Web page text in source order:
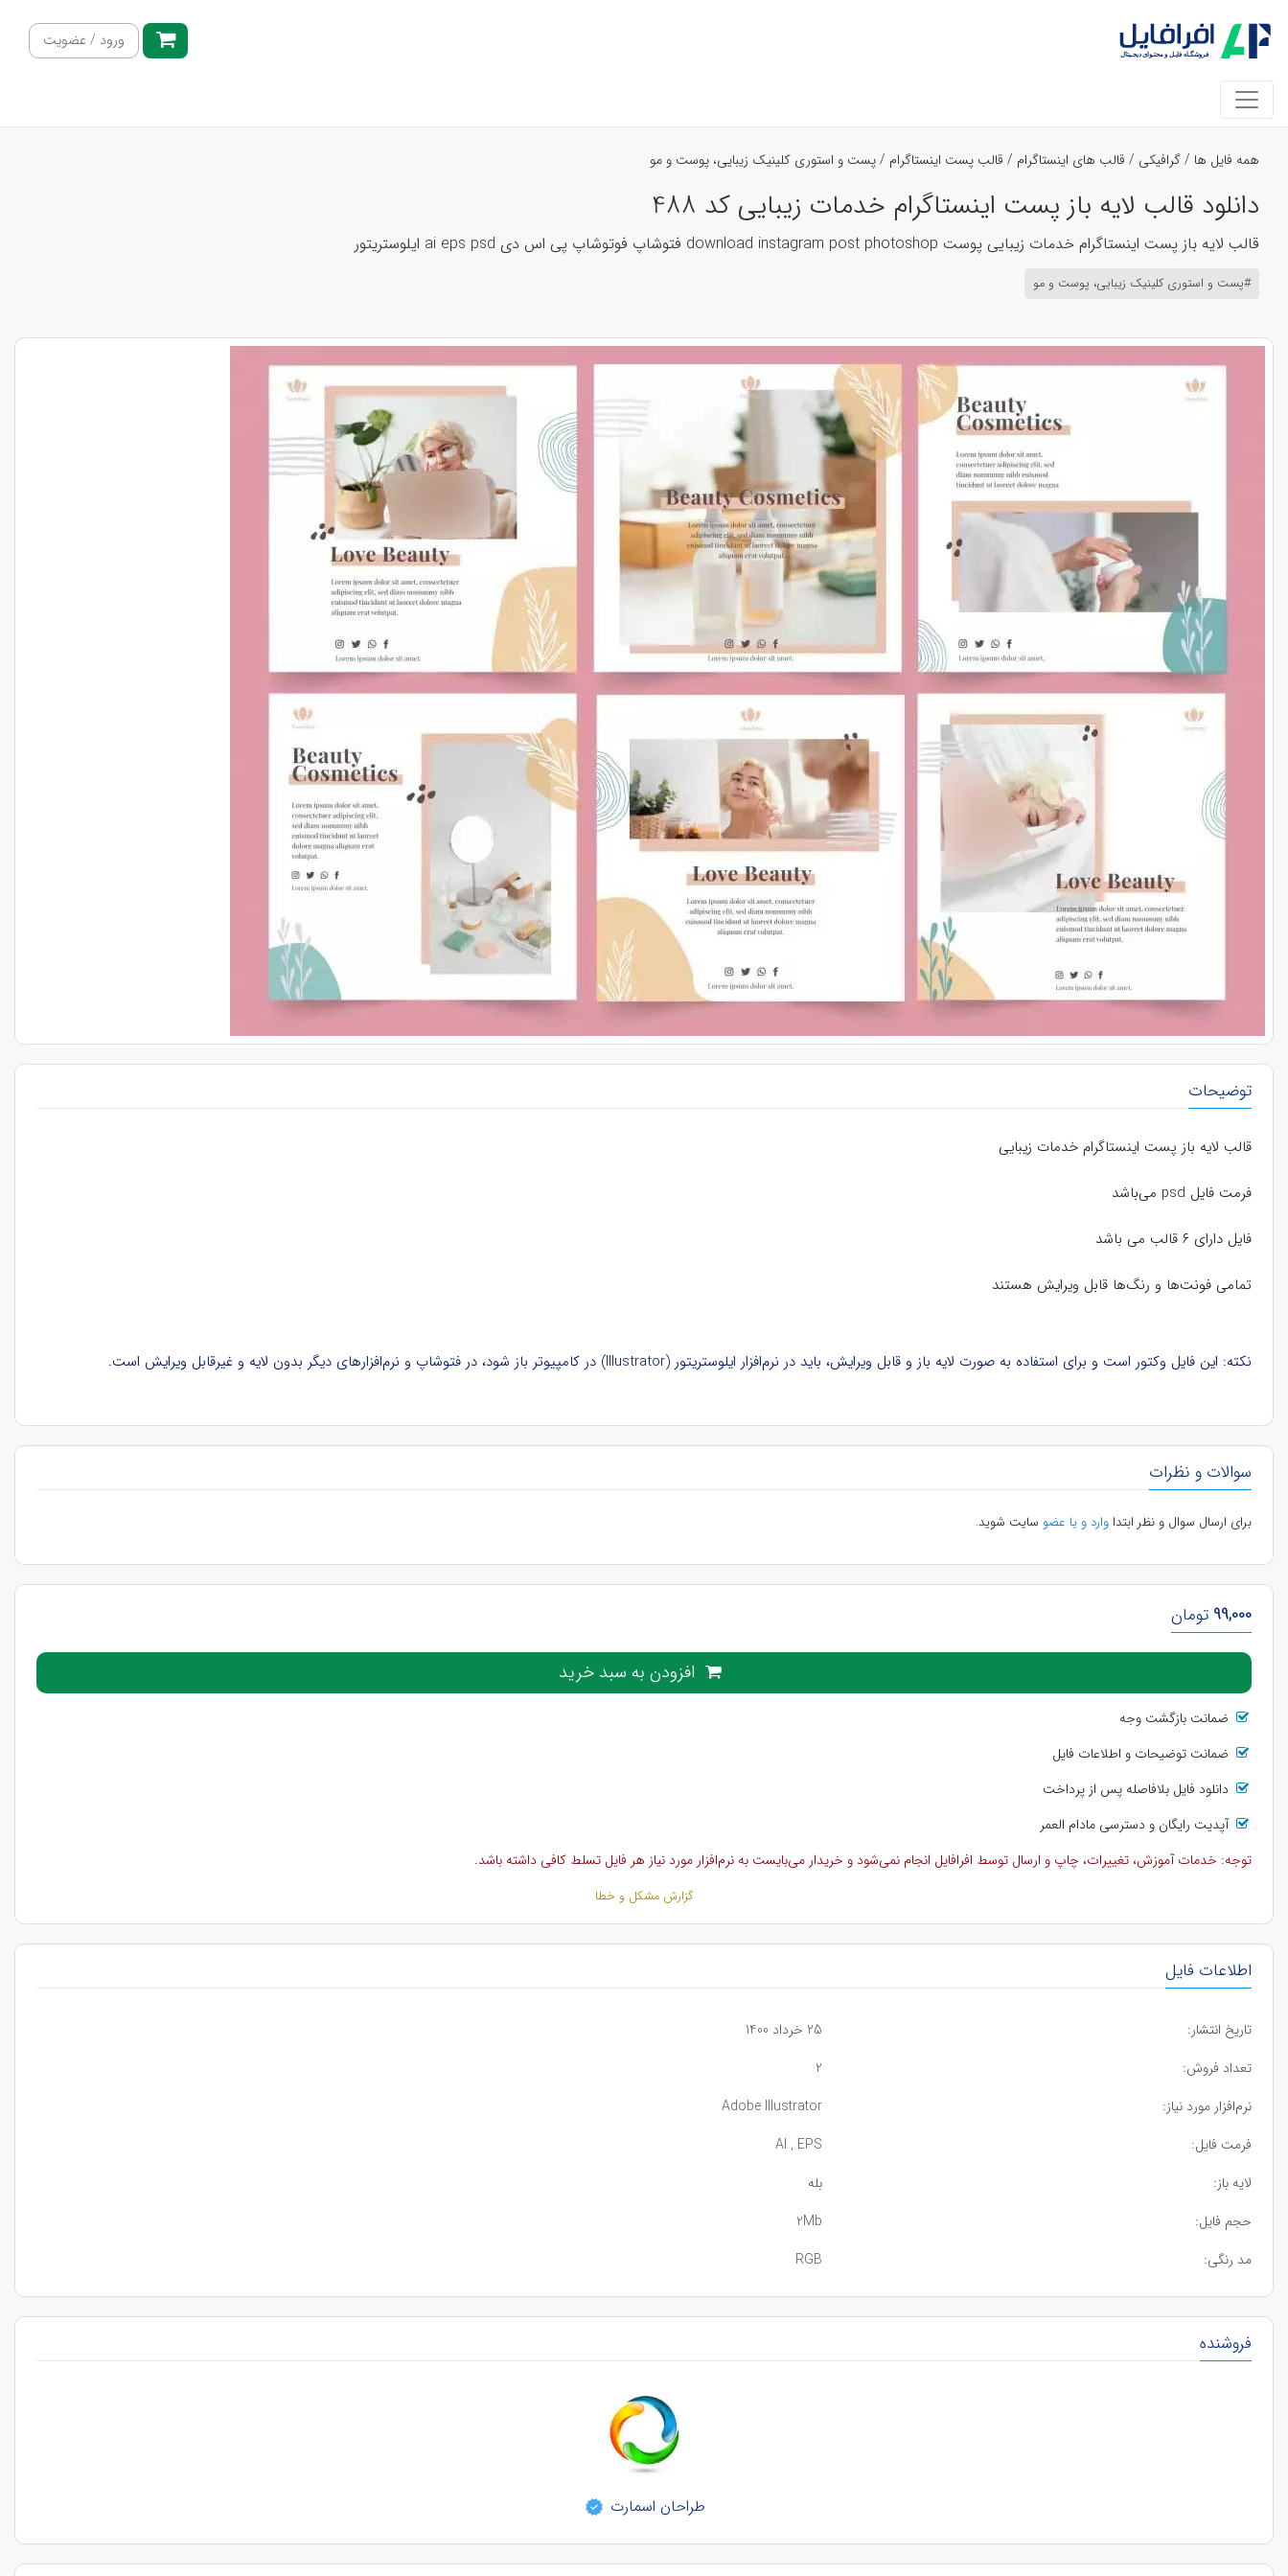
ورود / عضویت
همه فایل ها /گرافیکی / قالب های اینستاگرام / قالب پست اینستاگرام /پست و استوری کلینیک زیبایی، پوست و مو
دانلود قالب لایه باز پست اینستاگرام خدمات زیبایی کد 488
قالب لایه باز پست اینستاگرام خدمات زیبایی پوست download instagram post photoshop فتوشاپ فوتوشاپ پی اس دی ai eps psd ایلوستریتور
#پست و استوری کلینیک زیبایی، پوست و مو
توضیحات
قالب لایه باز پست اینستاگرام خدمات زیبایی
فرمت فایل psd می‌باشد
فایل دارای ۶ قالب می باشد
تمامی فونت‌ها و رنگ‌ها قابل ویرایش هستند
نکته: این فایل وکتور است و برای استفاده به صورت لایه باز و قابل ویرایش، باید در نرم‌افزار ایلوستریتور (Illustrator) در کامپیوتر باز شود، در فتوشاپ و نرم‌افزارهای دیگر بدون لایه و غیرقابل ویرایش است.
سوالات و نظرات
برای ارسال سوال و نظر ابتداوارد و یا عضو سایت شوید.
99,000 تومان
افزودن به سبد خرید
ضمانت بازگشت وجه
ضمانت توضیحات و اطلاعات فایل
دانلود فایل بلافاصله پس از پرداخت
آپدیت رایگان و دسترسی مادام العمر
توجه: خدمات آموزش، تغییرات، چاپ و ارسال توسط افرافایل انجام نمی‌شود و خریدار می‌بایست به نرم‌افزار مورد نیاز هر فایل تسلط کافی داشته باشد.
گزارش مشکل و خطا
اطلاعات فایل
تاریخ انتشار:
25 خرداد 1400
تعداد فروش:
2
نرم‌افزار مورد نیاز:
Adobe Illustrator
فرمت فایل:
AI , EPS
لایه باز:
بله
حجم فایل:
2Mb
مد رنگی:
RGB
فروشنده
طراحان اسمارت